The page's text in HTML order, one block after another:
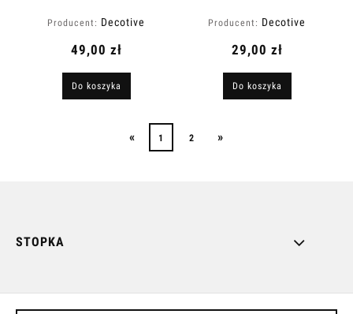
Producent: Decotive
49,00 zł
Do koszyka
Producent: Decotive
29,00 zł
Do koszyka
« 1 2 »
STOPKA